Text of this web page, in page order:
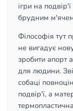
ігри на
брудним
Філософія тут
не вигадує
зробити апорт
для людини.
собаці
подвір'ї, а